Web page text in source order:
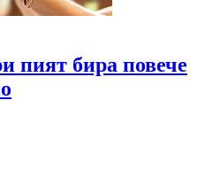
пият бира повече